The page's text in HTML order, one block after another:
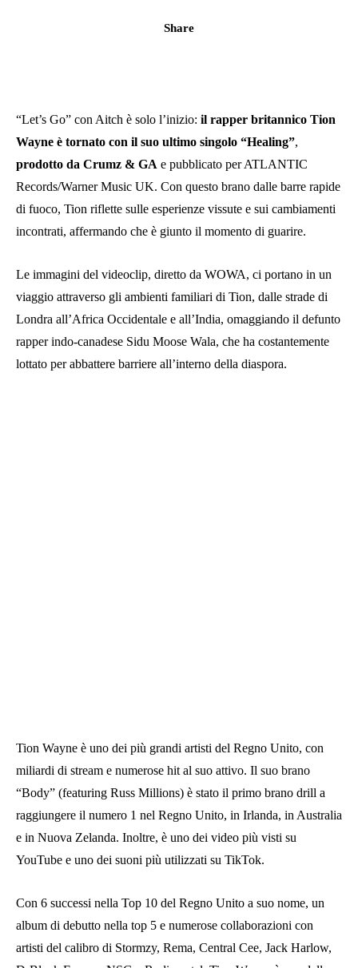
Share
“Let’s Go” con Aitch è solo l’inizio: il rapper britannico Tion
Wayne è tornato con il suo ultimo singolo “Healing”,
prodotto da Crumz & GA e pubblicato per ATLANTIC
Records/Warner Music UK. Con questo brano dalle barre rapide
di fuoco, Tion riflette sulle esperienze vissute e sui cambiamenti
incontrati, affermando che è giunto il momento di guarire.
Le immagini del videoclip, diretto da WOWA, ci portano in un
viaggio attraverso gli ambienti familiari di Tion, dalle strade di
Londra all’Africa Occidentale e all’India, omaggiando il defunto
rapper indo-canadese Sidu Moose Wala, che ha costantemente
lottato per abbattere barriere all’interno della diaspora.
Tion Wayne è uno dei più grandi artisti del Regno Unito, con
miliardi di stream e numerose hit al suo attivo. Il suo brano
“Body” (featuring Russ Millions) è stato il primo brano drill a
raggiungere il numero 1 nel Regno Unito, in Irlanda, in Australia
e in Nuova Zelanda. Inoltre, è uno dei video più visti su
YouTube e uno dei suoni più utilizzati su TikTok.
Con 6 successi nella Top 10 del Regno Unito a suo nome, un
album di debutto nella top 5 e numerose collaborazioni con
artisti del calibro di Stormzy, Rema, Central Cee, Jack Harlow,